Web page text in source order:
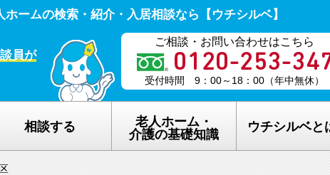
ホームの検索・紹介・入居相談なら【ウチシルベ】
員が
ご相談・お問い合わせはこちら
受付時間 9：00～18：00（年中無休）
相談する
老人ホーム・
介護の基礎知識
ウチシルベと